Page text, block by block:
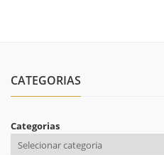
CATEGORIAS
Categorias